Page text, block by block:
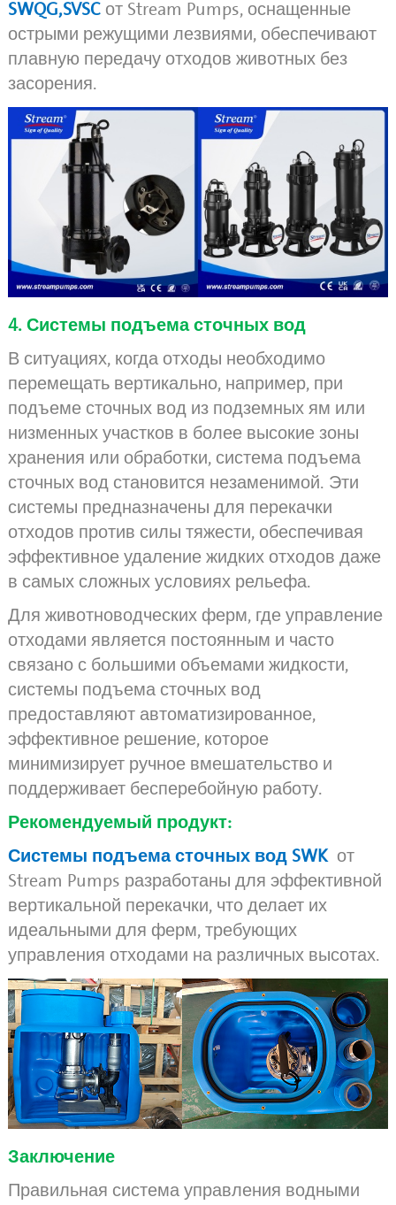
SWQG,SVSCот Stream Pumps, оснащенные
острыми режущими лезвиями, обеспечивают
плавную передачу отходов животных без
засорения.
4. Системы подъема сточных вод
В ситуациях, когда отходы необходимо
перемещать вертикально, например, при
подъеме сточных вод из подземных ям или
низменных участков в более высокие зоны
хранения или обработки, система подъема
сточных вод становится незаменимой. Эти
системы предназначены для перекачки
отходов против силы тяжести, обеспечивая
эффективное удаление жидких отходов даже
в самых сложных условиях рельефа.
Для животноводческих ферм, где управление
отходами является постоянным и часто
связано с большими объемами жидкости,
системы подъема сточных вод
предоставляют автоматизированное,
эффективное решение, которое
минимизирует ручное вмешательство и
поддерживает бесперебойную работу.
Рекомендуемый продукт:
Системы подъема сточных вод SWKот
Stream Pumps разработаны для эффективной
вертикальной перекачки, что делает их
идеальными для ферм, требующих
управления отходами на различных высотах.
Заключение
Правильная система управления водными